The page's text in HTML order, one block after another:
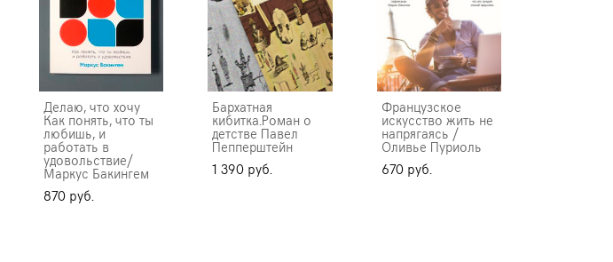
Делаю, что хочу
Как понять, что ты
любишь, и
работать в
удовольствие/
Маркус Бакингем
870 pуб.
Бархатная
кибитка.Роман о
детстве Павел
Пепперштейн
1 390 pуб.
Французское
искусство жить не
напрягаясь /
Оливье Пуриоль
670 pуб.